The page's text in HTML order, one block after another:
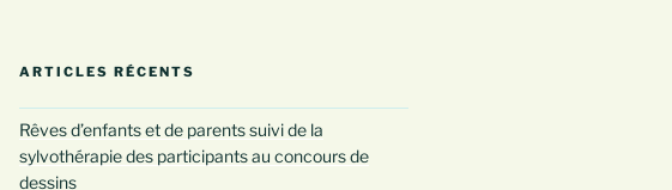
ARTICLES RÉCENTS
Rêves d’enfants et de parents suivi de la
sylvothérapie des participants au concours de
dessins